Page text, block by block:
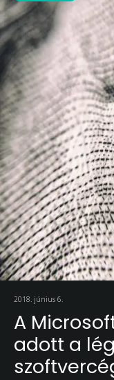
2018. június 6.
A
adott a